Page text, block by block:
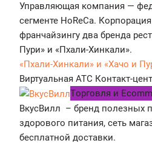
Управляющая компания —
сегменте HoReCa.
франчайзингу два бренда
Пури» и «Пхали-Хинкали».
«Пхали-Хинкали» и «Хачо и
Виртуальная АТС Контакт-
Tорговля и
ВкусВилл – бренд полезных
здорового питания, сеть
бесплатной доставки.